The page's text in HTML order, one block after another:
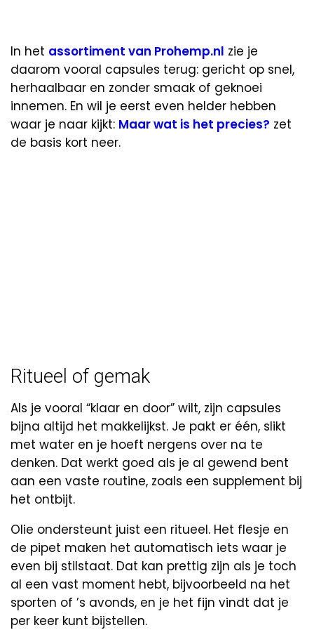
In het assortiment van Prohemp.nl zie je
daarom vooral capsules terug: gericht op snel,
herhaalbaar en zonder smaak of geknoei
innemen. En wil je eerst even helder hebben
waar je naar kijkt: Maar wat is het precies? zet
de basis kort neer.
Ritueel of gemak
Als je vooral “klaar en door” wilt, zijn capsules
bijna altijd het makkelijkst. Je pakt er één, slikt
met water en je hoeft nergens over na te
denken. Dat werkt goed als je al gewend bent
aan een vaste routine, zoals een supplement bij
het ontbijt.
Olie ondersteunt juist een ritueel. Het flesje en
de pipet maken het automatisch iets waar je
even bij stilstaat. Dat kan prettig zijn als je toch
al een vast moment hebt, bijvoorbeeld na het
sporten of ’s avonds, en je het fijn vindt dat je
per keer kunt bijstellen.